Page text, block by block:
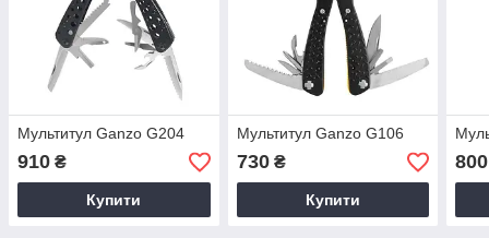
Мультитул Ganzo G204
910 ₴
Купити
Мультитул Ganzo G106
730₴
Купити
800